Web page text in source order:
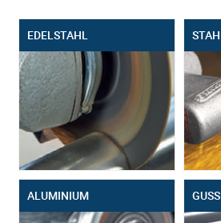
EDELSTAHL
ALUMINIUM